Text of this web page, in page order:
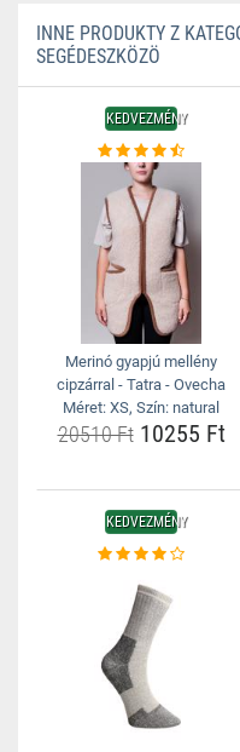
INNE PRODUKTY Z
SEGÉDESZKÖZÖ
KEDVEZMÉNY
Merinó gyapjú mellény
cipzárral - Tatra - Ovecha
Méret: XS, Szín: natural
20510 Ft10255 Ft
KEDVEZMÉNY